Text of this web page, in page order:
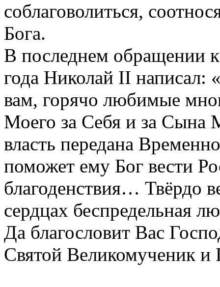
соблаговолиться,
Бога.
В последнем обращении
года Николай II написал:
вам, горячо любимые
Моего за Себя и за Сына
власть передана
поможет ему Бог вести
благоденствия… Твёрдо
сердцах беспредельная
Да благословит Вас
Святой Великомученик и